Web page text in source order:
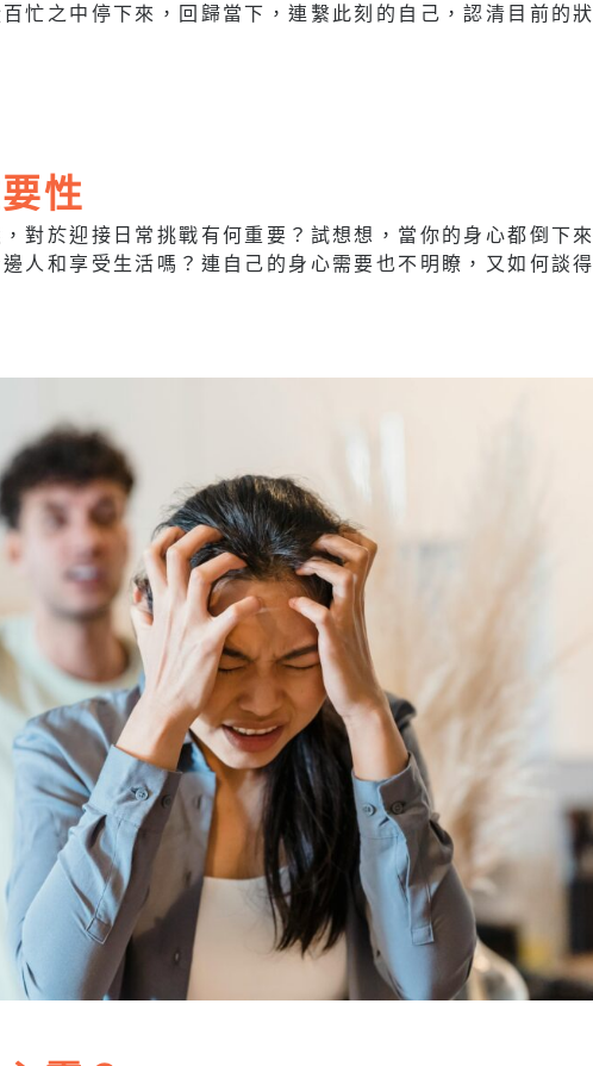
忙之中停下來，回歸當下，連繫此刻的自己，認清目前的狀
性
對於迎接日常挑戰有何重要？試想想，當你的身心都倒下來
人和享受生活嗎？連自己的身心需要也不明瞭，又如何談得